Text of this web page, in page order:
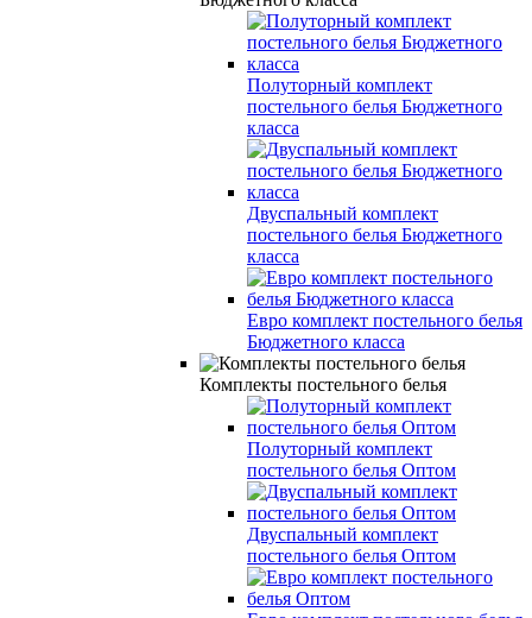
Полуторный комплект
постельного белья Бюджетного
класса
Двуспальный комплект
постельного белья Бюджетного
класса
Евро комплект постельного белья
Бюджетного класса
Комплекты постельного белья
Полуторный комплект
постельного белья Оптом
Двуспальный комплект
постельного белья Оптом